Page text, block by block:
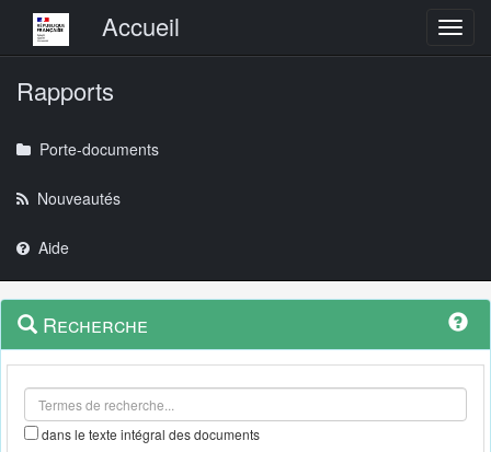
Menu principalAccueil
Rapports
Porte-documents
Nouveautés
Aide
Navigation
outils
Menu
contextuel
Recherche
dans le texte intégral des documents